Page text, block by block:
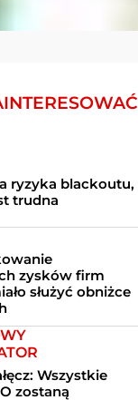
ryzyka blackoutu,
trudna
zysków firm
służyć obniżce
Wszystkie
zostaną